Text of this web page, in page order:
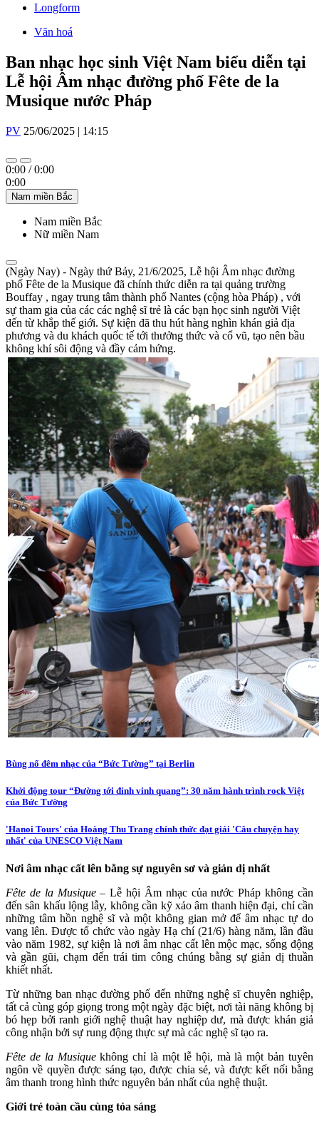
Longform
Văn hoá
Ban nhạc học sinh Việt Nam biểu diễn tại
Lễ hội Âm nhạc đường phố Fête de la
Musique nước Pháp
PV 25/06/2025 | 14:15
0:00 /0:00
0:00
Nam miền Bắc
Nam miền Bắc
Nữ miền Nam
(Ngày Nay) - Ngày thứ Bảy, 21/6/2025, Lễ hội Âm nhạc đường
phố Fête de la Musique đã chính thức diễn ra tại quảng trường
Bouffay , ngay trung tâm thành phố Nantes (cộng hòa Pháp) , với
sự tham gia của các các nghệ sĩ trẻ là các bạn học sinh người Việt
đến từ khắp thế giới. Sự kiện đã thu hút hàng nghìn khán giả địa
phương và du khách quốc tế tới thưởng thức và cổ vũ, tạo nên bầu
không khí sôi động và đầy cảm hứng.
Bùng nổ đêm nhạc của “Bức Tường” tại Berlin
Khởi động tour “Đường tới đỉnh vinh quang”: 30 năm hành trình rock Việt
của Bức Tường
'Hanoi Tours' của Hoàng Thu Trang chính thức đạt giải 'Câu chuyện hay
nhất' của UNESCO Việt Nam
Nơi âm nhạc cất lên bằng sự nguyên sơ và giản dị nhất
Fête de la Musique– Lễ hội Âm nhạc của nước Pháp không cần
đến sân khấu lộng lẫy, không cần kỹ xảo âm thanh hiện đại, chỉ cần
những tâm hồn nghệ sĩ và một không gian mở để âm nhạc tự do
vang lên. Được tổ chức vào ngày Hạ chí (21/6) hàng năm, lần đầu
vào năm 1982, sự kiện là nơi âm nhạc cất lên mộc mạc, sống động
và gần gũi, chạm đến trái tim công chúng bằng sự giản dị thuần
khiết nhất.
Từ những ban nhạc đường phố đến những nghệ sĩ chuyên nghiệp,
tất cả cùng góp giọng trong một ngày đặc biệt, nơi tài năng không bị
bó hẹp bởi ranh giới nghệ thuật hay nghiệp dư, mà được khán giả
công nhận bởi sự rung động thực sự mà các nghệ sĩ tạo ra.
Fête de la Musiquekhông chỉ là một lễ hội, mà là một bản tuyên
ngôn về quyền được sáng tạo, được chia sẻ, và được kết nối bằng
âm thanh trong hình thức nguyên bản nhất của nghệ thuật.
Giới trẻ toàn cầu cùng tỏa sáng